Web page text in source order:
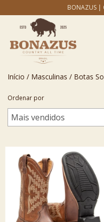
BONAZUS |
Início / Masculinas / Botas
Ordenar por